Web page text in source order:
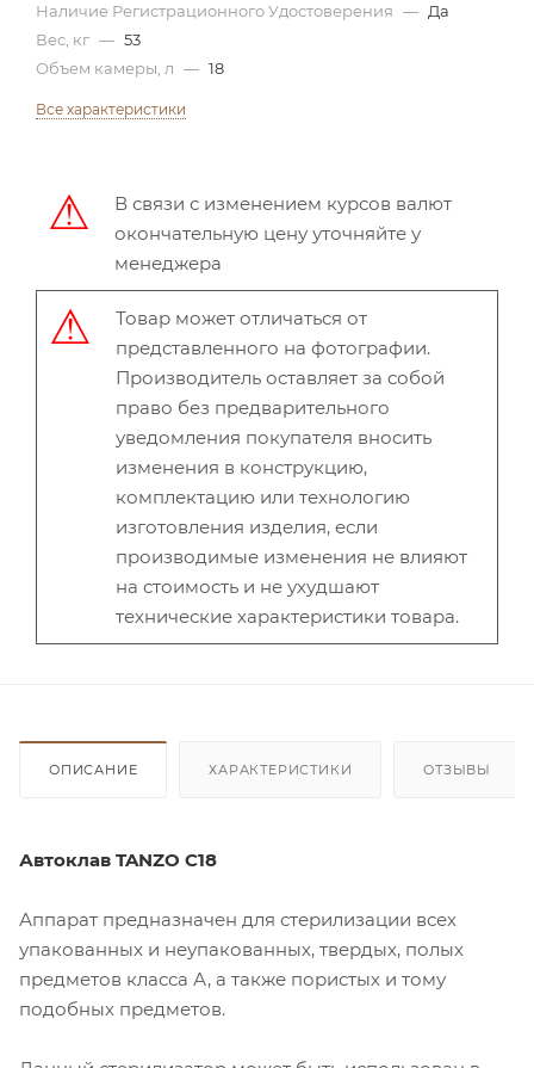
Наличие Регистрационного Удостоверения — Да
Вес, кг — 53
Объем камеры, л — 18
Все характеристики
В связи с изменением курсов валют
окончательную цену уточняйте у
менеджера
Товар может отличаться от
представленного на фотографии.
Производитель оставляет за собой
право без предварительного
уведомления покупателя вносить
изменения в конструкцию,
комплектацию или технологию
изготовления изделия, если
производимые изменения не влияют
на стоимость и не ухудшают
технические характеристики товара.
ОПИСАНИЕ ХАРАКТЕРИСТИКИ ОТЗЫВЫ
Автоклав TANZO C18
Аппарат предназначен для стерилизации всех
упакованных и неупакованных, твердых, полых
предметов класса А, а также пористых и тому
подобных предметов.